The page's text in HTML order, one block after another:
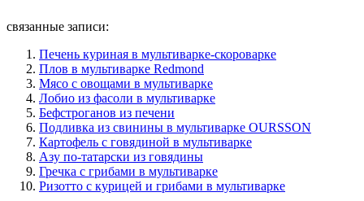
связанные записи:
Печень куриная в мультиварке-скороварке
Плов в мультиварке Redmond
Мясо с овощами в мультиварке
Лобио из фасоли в мультиварке
Бефстроганов из печени
Подливка из свинины в мультиварке OURSSON
Картофель с говядиной в мультиварке
Азу по-татарски из говядины
Гречка с грибами в мультиварке
Ризотто с курицей и грибами в мультиварке